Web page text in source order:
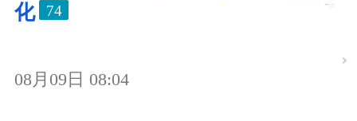
化
74
08月09日 08:04